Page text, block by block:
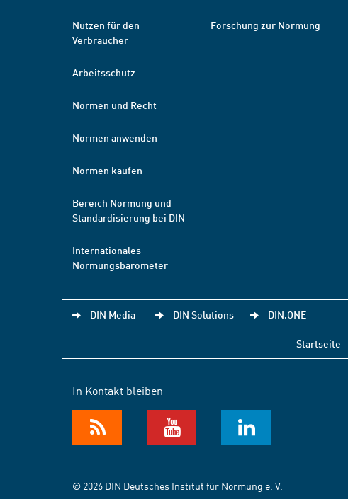
Nutzen für den
Verbraucher
Arbeitsschutz
Normen und Recht
Normen anwenden
Normen kaufen
Bereich Normung und
Standardisierung bei DIN
Internationales
Normungsbarometer
Forschung zur Normung
DIN Media DIN Solutions DIN.ONE
Startseite
In Kontakt bleiben
© 2026 DIN Deutsches Institut für Normung e. V.